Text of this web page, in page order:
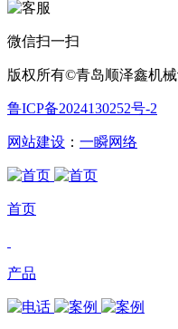
微信扫一扫
版权所有©青岛顺泽鑫机
鲁ICP备2024130252号-2
网站建设 ： 一瞬网络
首页
产品